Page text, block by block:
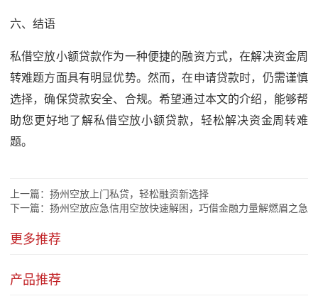
六、结语
私借空放小额贷款作为一种便捷的融资方式，在解决资金周
转难题方面具有明显优势。然而，在申请贷款时，仍需谨慎
选择，确保贷款安全、合规。希望通过本文的介绍，能够帮
助您更好地了解私借空放小额贷款，轻松解决资金周转难
题。
上一篇： 扬州空放上门私贷，轻松融资新选择
下一篇： 扬州空放应急信用空放快速解困，巧借金融力量解燃眉之急
更多推荐
产品推荐